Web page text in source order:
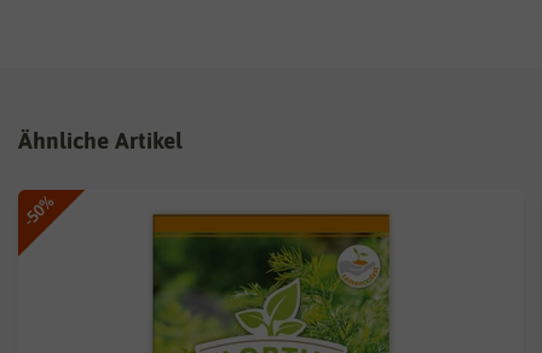
Ähnliche Artikel
-50%